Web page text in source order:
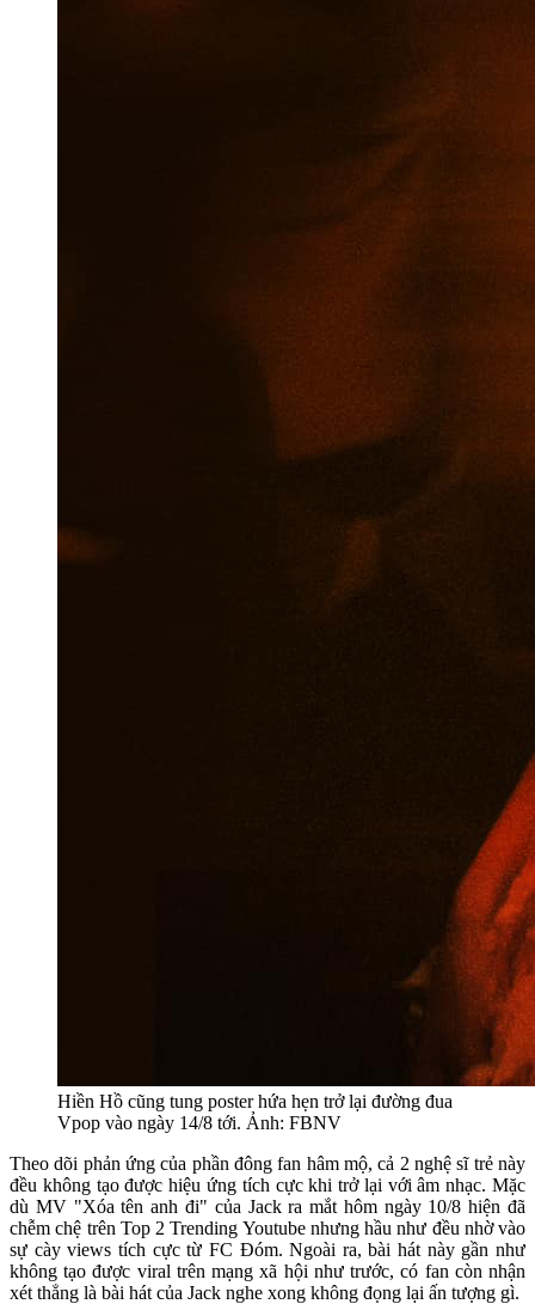
Hiền Hồ cũng tung poster hứa hẹn trở lại đường đua
Vpop vào ngày 14/8 tới. Ảnh: FBNV
Theo dõi phản ứng của phần đông fan hâm mộ, cả 2 nghệ sĩ trẻ này
đều không tạo được hiệu ứng tích cực khi trở lại với âm nhạc. Mặc
dù MV "Xóa tên anh đi" của Jack ra mắt hôm ngày 10/8 hiện đã
chễm chệ trên Top 2 Trending Youtube nhưng hầu như đều nhờ vào
sự cày views tích cực từ FC Đóm. Ngoài ra, bài hát này gần như
không tạo được viral trên mạng xã hội như trước, có fan còn nhận
xét thẳng là bài hát của Jack nghe xong không đọng lại ấn tượng gì.